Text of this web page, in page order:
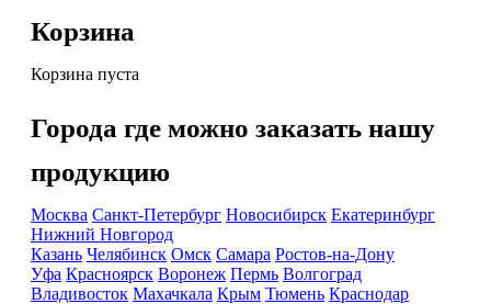
Корзина
Корзина пуста
Города где можно заказать нашу
продукцию
Москва Санкт-Петербург Новосибирск Екатеринбург
Нижний Новгород
Казань Челябинск Омск Самара Ростов-на-Дону
Уфа Красноярск Воронеж Пермь Волгоград
Владивосток Махачкала Крым Тюмень Краснодар